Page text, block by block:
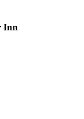
Inn